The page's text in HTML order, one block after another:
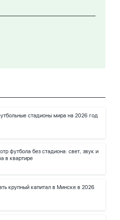
стадионы мира на 2026 год
футбола без стадиона: свет, звук и
в квартире
крупный капитал в Минске в 2026